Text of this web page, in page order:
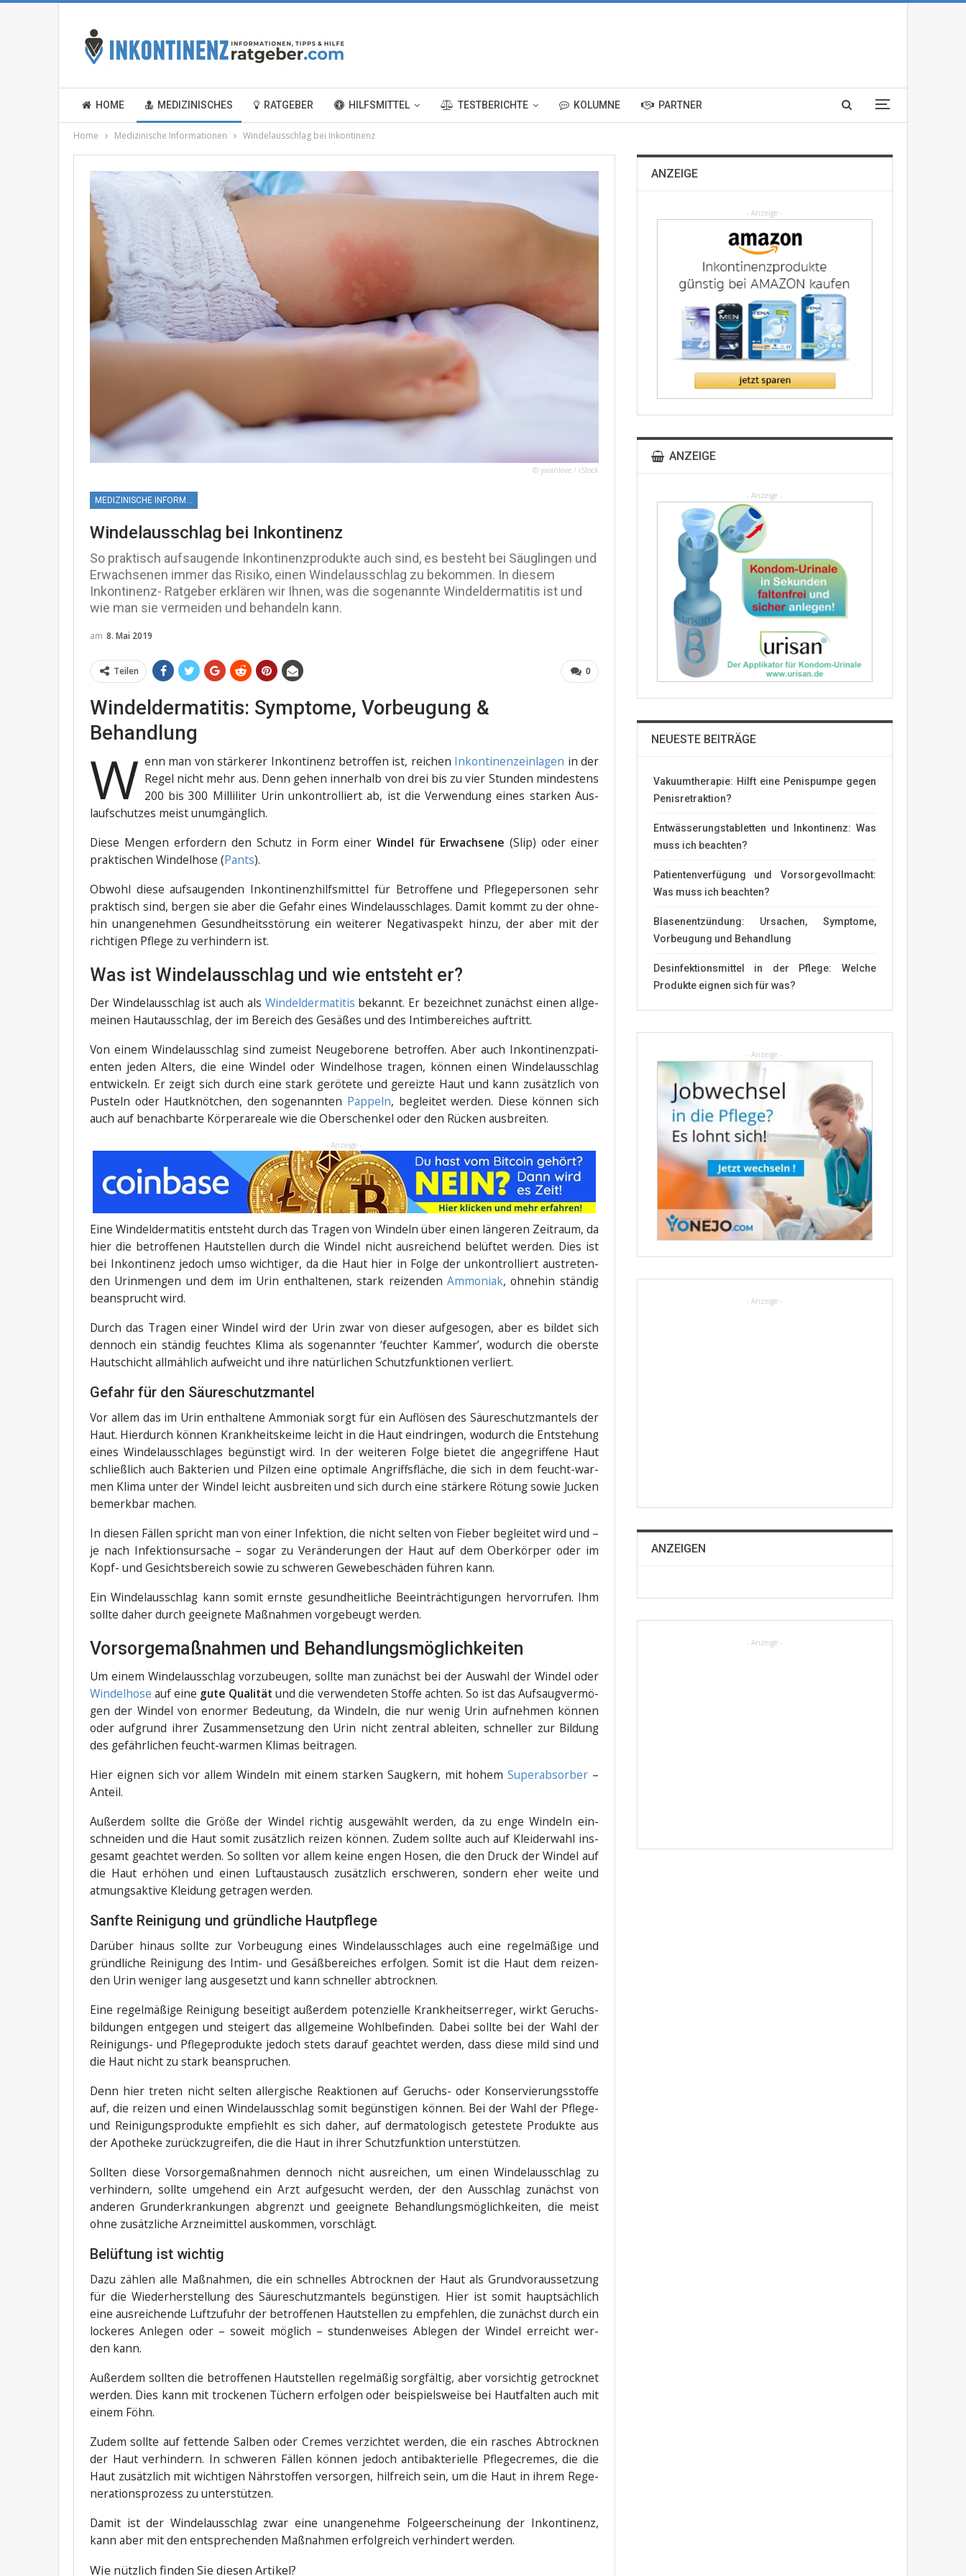
HOME MEDIZINISCHES RATGEBER HILFSMITTEL TESTBERICHTE KOLUMNE PARTNER
Home Medizinische Informationen Windelausschlag bei Inkontinenz
© yaoinlove / iStock
MEDIZINISCHE INFORMATIONEN
Windelausschlag bei Inkontinenz
So praktisch aufsaugende Inkontinenzprodukte auch sind, es besteht bei Säuglingen und
Erwachsenen immer das Risiko, einen Windelausschlag zu bekommen. In diesem
Inkontinenz- Ratgeber erklären wir Ihnen, was die sogenannte Windeldermatitis ist und
wie man sie vermeiden und behandeln kann.
am 8. Mai 2019
0
Teilen
Windeldermatitis: Symptome, Vorbeugung &
Behandlung
W enn man von stär­ke­rer Inkon­ti­nenz betrof­fen ist, rei­chen Inkon­ti­nenz­ein­la­gen in der
Regel nicht mehr aus. Denn gehen inner­halb von drei bis zu vier Stun­den min­des­tens
200 bis 300 Mil­li­li­ter Urin unkon­trol­liert ab, ist die Ver­wen­dung eines star­ken Aus­
lauf­schut­zes meist unumgänglich.
Die­se Men­gen erfor­dern den Schutz in Form einerWin­del für Erwach­se­ne (Slip) oder einer
prak­ti­schen Win­del­ho­se (Pants).
Obwohl die­se auf­sau­gen­den Inkon­ti­nenz­hilfs­mit­tel für Betrof­fe­ne und Pfle­ge­per­so­nen sehr
prak­tisch sind, ber­gen sie aber die Gefahr eines Win­del­aus­schla­ges. Damit kommt zu der ohne­
hin unan­ge­neh­men Gesund­heits­stö­rung ein wei­te­rer Nega­ti­vaspekt hin­zu, der aber mit der
rich­ti­gen Pfle­ge zu ver­hin­dern ist.
Was ist Windelausschlag und wie entsteht er?
Der Win­del­aus­schlag ist auch als Win­del­der­ma­ti­tis bekannt. Er bezeich­net zunächst einen all­ge­
mei­nen Haut­aus­schlag, der im Bereich des Gesä­ßes und des Intim­be­rei­ches auftritt.
Von einem Win­del­aus­schlag sind zumeist Neu­ge­bo­re­ne betrof­fen. Aber auch Inkon­ti­nenz­pa­ti­
en­ten jeden Alters, die eine Win­del oder Win­del­ho­se tra­gen, kön­nen einen Win­del­aus­schlag
ent­wi­ckeln. Er zeigt sich durch eine stark gerö­te­te und gereiz­te Haut und kann zusätz­lich von
Pus­teln oder Haut­knöt­chen, den soge­nann­ten Pap­peln, beglei­tet wer­den. Die­se kön­nen sich
auch auf benach­bar­te Kör­per­area­le wie die Ober­schen­kel oder den Rücken ausbreiten.
- Anzeige -
Eine Win­del­der­ma­ti­tis ent­steht durch das Tra­gen von Win­deln über einen län­ge­ren Zeit­raum, da
hier die betrof­fe­nen Haut­stel­len durch die Win­del nicht aus­rei­chend belüf­tet wer­den. Dies ist
bei Inkon­ti­nenz jedoch umso wich­ti­ger, da die Haut hier in Fol­ge der unkon­trol­liert aus­tre­ten­
den Urin­men­gen und dem im Urin ent­hal­te­nen, stark rei­zen­denAmmo­ni­ak, ohne­hin stän­dig
bean­sprucht wird.
Durch das Tra­gen einer Win­del wird der Urin zwar von die­ser auf­ge­so­gen, aber es bil­det sich
den­noch ein stän­dig feuch­tes Kli­ma als soge­nann­ter ‘feuch­ter Kam­mer’, wodurch die obers­te
Haut­schicht all­mäh­lich auf­weicht und ihre natür­li­chen Schutz­funk­tio­nen verliert.
Gefahr für den Säureschutzmantel
Vor allem das im Urin ent­hal­te­ne Ammo­ni­ak sorgt für ein Auf­lö­sen des Säu­re­schutz­man­tels der
Haut. Hier­durch kön­nen Krank­heits­kei­me leicht in die Haut ein­drin­gen, wodurch die Ent­ste­hung
eines Win­del­aus­schla­ges begüns­tigt wird. In der wei­te­ren Fol­ge bie­tet die ange­grif­fe­ne Haut
schließ­lich auch Bak­te­ri­en und Pil­zen eine opti­ma­le Angriffs­flä­che, die sich in dem feucht-war­
men Kli­ma unter der Win­del leicht aus­brei­ten und sich durch eine stär­ke­re Rötung sowie Jucken
bemerk­bar machen.
In die­sen Fäl­len spricht man von einer Infek­ti­on, die nicht sel­ten von Fie­ber beglei­tet wird und –
je nach Infek­ti­ons­ur­sa­che – sogar zu Ver­än­de­run­gen der Haut auf dem Ober­kör­per oder im
Kopf- und Gesichts­be­reich sowie zu schwe­ren Gewe­be­schä­den füh­ren kann.
Ein Win­del­aus­schlag kann somit erns­te gesund­heit­li­che Beein­träch­ti­gun­gen her­vor­ru­fen. Ihm
soll­te daher durch geeig­ne­te Maß­nah­men vor­ge­beugt werden.
Vorsorgemaßnahmen und Behandlungsmöglichkeiten
Um einem Win­del­aus­schlag vor­zu­beu­gen, soll­te man zunächst bei der Aus­wahl der Win­del oder
Win­del­ho­se auf eine gute Qua­li­tät und die ver­wen­de­ten Stof­fe ach­ten. So ist das Auf­saug­ver­mö­
gen der Win­del von enor­mer Bedeu­tung, da Win­deln, die nur wenig Urin auf­neh­men kön­nen
oder auf­grund ihrer Zusam­men­set­zung den Urin nicht zen­tral ablei­ten, schnel­ler zur Bil­dung
des gefähr­li­chen feucht-war­men Kli­mas beitragen.
Hier eig­nen sich vor allem Win­deln mit einem star­ken Saug­kern, mit hohemSuper­ab­sor­ber –
Anteil.
Außer­dem soll­te die Grö­ße der Win­del rich­tig aus­ge­wählt wer­den, da zu enge Win­deln ein­
schnei­den und die Haut somit zusätz­lich rei­zen kön­nen. Zudem soll­te auch auf Klei­der­wahl ins­
ge­samt geach­tet wer­den. So soll­ten vor allem kei­ne engen Hosen, die den Druck der Win­del auf
die Haut erhö­hen und einen Luft­aus­tausch zusätz­lich erschwe­ren, son­dern eher wei­te und
atmungs­ak­ti­ve Klei­dung getra­gen werden.
Sanfte Reinigung und gründliche Hautpflege
Dar­über hin­aus soll­te zur Vor­beu­gung eines Win­del­aus­schla­ges auch eine regel­mä­ßi­ge und
gründ­li­che Rei­ni­gung des Intim- und Gesäß­be­rei­ches erfol­gen. Somit ist die Haut dem rei­zen­
den Urin weni­ger lang aus­ge­setzt und kann schnel­ler abtrocknen.
Eine regel­mä­ßi­ge Rei­ni­gung besei­tigt außer­dem poten­zi­el­le Krank­heits­er­re­ger, wirkt Geruchs­
bil­dun­gen ent­ge­gen und stei­gert das all­ge­mei­ne Wohl­be­fin­den. Dabei soll­te bei der Wahl der
Rei­ni­gungs- und Pfle­ge­pro­duk­te jedoch stets dar­auf geach­tet wer­den, dass die­se mild sind und
die Haut nicht zu stark beanspruchen.
Denn hier tre­ten nicht sel­ten all­er­gi­sche Reak­tio­nen auf Geruchs- oder Kon­ser­vie­rungs­stof­fe
auf, die rei­zen und einen Win­del­aus­schlag somit begüns­ti­gen kön­nen. Bei der Wahl der Pfle­ge-
und Rei­ni­gungs­pro­duk­te emp­fiehlt es sich daher, auf der­ma­to­lo­gisch getes­te­te Pro­duk­te aus
der Apo­the­ke zurück­zu­grei­fen, die die Haut in ihrer Schutz­funk­ti­on unterstützen.
Soll­ten die­se Vor­sor­ge­maß­nah­men den­noch nicht aus­rei­chen, um einen Win­del­aus­schlag zu
ver­hin­dern, soll­te umge­hend ein Arzt auf­ge­sucht wer­den, der den Aus­schlag zunächst von
ande­ren Grund­er­kran­kun­gen abgrenzt und geeig­ne­te Behand­lungs­mög­lich­kei­ten, die meist
ohne zusätz­li­che Arz­nei­mit­tel aus­kom­men, vorschlägt.
Belüftung ist wichtig
Dazu zäh­len alle Maß­nah­men, die ein schnel­les Abtrock­nen der Haut als Grund­vor­aus­set­zung
für die Wie­der­her­stel­lung des Säu­re­schutz­man­tels begüns­ti­gen. Hier ist somit haupt­säch­lich
eine aus­rei­chen­de Luft­zu­fuhr der betrof­fe­nen Haut­stel­len zu emp­feh­len, die zunächst durch ein
locke­res Anle­gen oder – soweit mög­lich – stun­den­wei­ses Able­gen der Win­del erreicht wer­
den kann.
Außer­dem soll­ten die betrof­fe­nen Haut­stel­len regel­mä­ßig sorg­fäl­tig, aber vor­sich­tig getrock­net
wer­den. Dies kann mit tro­cke­nen Tüchern erfol­gen oder bei­spiels­wei­se bei Haut­fal­ten auch mit
einem Föhn.
Zudem soll­te auf fet­ten­de Sal­ben oder Cremes ver­zich­tet wer­den, die ein rasches Abtrock­nen
der Haut ver­hin­dern. In schwe­ren Fäl­len kön­nen jedoch anti­bak­te­ri­el­le Pfle­ge­cremes, die die
Haut zusätz­lich mit wich­ti­gen Nähr­stof­fen ver­sor­gen, hilf­reich sein, um die Haut in ihrem Rege­
ne­ra­ti­ons­pro­zess zu unterstützen.
Damit ist der Win­del­aus­schlag zwar eine unan­ge­neh­me Fol­ge­er­schei­nung der Inkon­ti­nenz,
kann aber mit den ent­spre­chen­den Maß­nah­men erfolg­reich ver­hin­dert werden.
Wie nütz­lich fin­den Sie die­sen Artikel?
ANZEIGE
- Anzeige -
ANZEIGE
- Anzeige -
NEUESTE BEITRÄGE
Vakuumtherapie: Hilft eine Penispumpe gegen
Penisretraktion?
Entwässerungstabletten und Inkontinenz: Was
muss ich beachten?
Patientenverfügung und Vorsorgevollmacht:
Was muss ich beachten?
Blasenentzündung: Ursachen, Symptome,
Vorbeugung und Behandlung
Desinfektionsmittel in der Pflege: Welche
Produkte eignen sich für was?
- Anzeige -
- Anzeige -
ANZEIGEN
- Anzeige -